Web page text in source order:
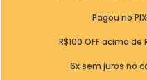
Pagou no
R$100 OFF acima de
6x sem juros no